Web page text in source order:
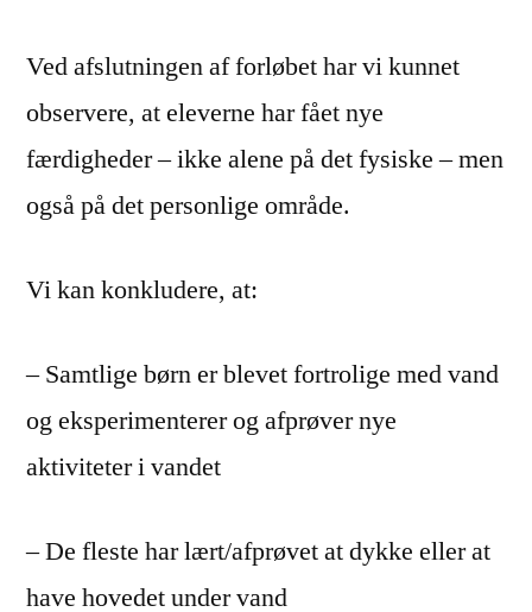
Ved afslutningen af forløbet har vi kunnet
observere, at eleverne har fået nye
færdigheder – ikke alene på det fysiske – men
også på det personlige område.
Vi kan konkludere, at:
– Samtlige børn er blevet fortrolige med vand
og eksperimenterer og afprøver nye
aktiviteter i vandet
– De fleste har lært/afprøvet at dykke eller at
have hovedet under vand